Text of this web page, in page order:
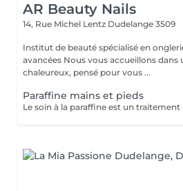
AR Beauty Nails
14, Rue Michel Lentz Dudelange 3509
Institut de beauté spécialisé en
avancées Nous vous accueillons dans un espace moderne et
chaleureux, pensé pour vous ...
Paraffine mains et pieds